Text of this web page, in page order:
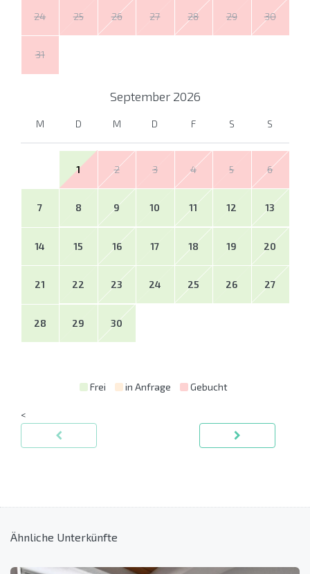
24 25 26 27 28 29 30
31
September 2026
M D M D F S S
1 2 3 4 5 6
7 8 9 10 11 12 13
14 15 16 17 18 19 20
21 22 23 24 25 26 27
28 29 30
Frei in Anfrage Gebucht
<
Ähnliche Unterkünfte